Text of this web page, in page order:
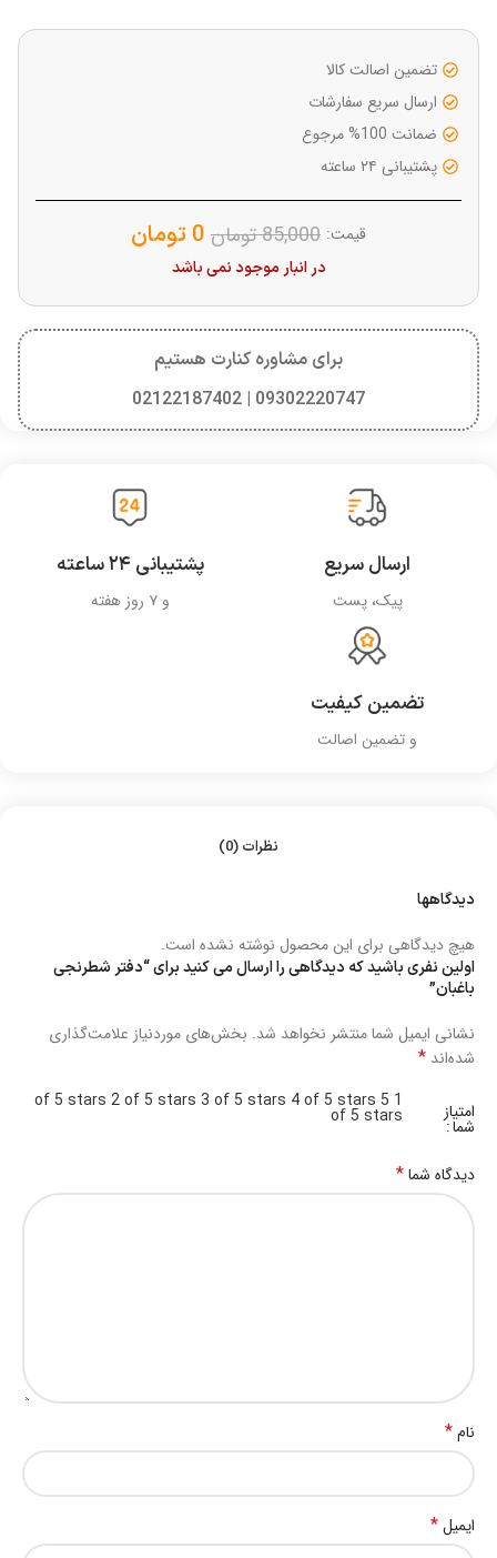
تضمین اصالت کالا
ارسال سریع سفارشات
ضمانت 100% مرجوع
پشتیبانی ۲۴ ساعته
قیمت: 85,000تومان 0 تومان
در انبار موجود نمی باشد
برای مشاوره کنارت هستیم
09302220747 | 02122187402
ارسال سریع
پیک، پست
پشتیبانی ۲۴ ساعته
و ۷ روز هفته
تضمین کیفیت
و تضمین اصالت
نظرات (0)
دیدگاهها
هیچ دیدگاهی برای این محصول نوشته نشده است.
اولین نفری باشید که دیدگاهی را ارسال می کنید برای “دفتر شطرنجی
باغبان”
نشانی ایمیل شما منتشر نخواهد شد. بخش‌های موردنیاز علامت‌گذاری
شده‌اند *
امتیاز
شما
1 of 5 stars
2 of 5 stars 3 of 5 stars 4 of 5 stars 5
of 5 stars
دیدگاه شما*
نام*
ایمیل*